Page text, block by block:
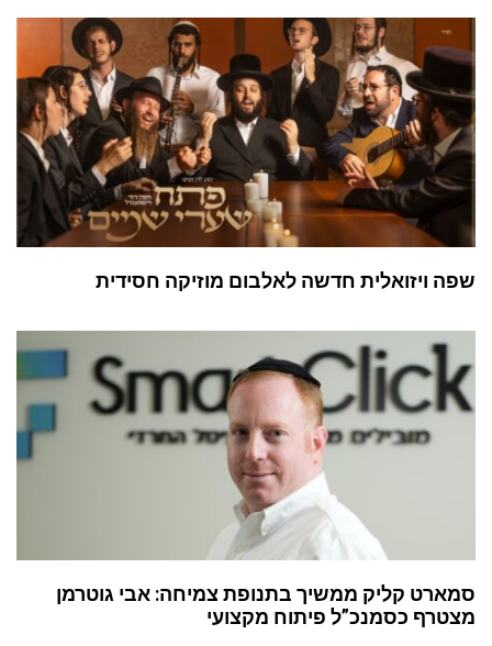
שפה ויזואלית חדשה לאלבום מוזיקה חסידית
סמארט קליק ממשיך בתנופת צמיחה: אבי גוטרמן
מצטרף כסמנכ”ל פיתוח מקצועי